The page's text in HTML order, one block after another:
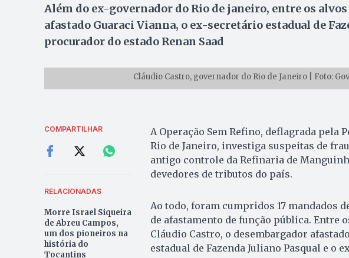
Além do ex-governador do Rio de janeiro, entre os
afastado Guaraci Vianna, o ex-secretário estadual de
procurador do estado Renan Saad
Cláudio Castro, governador do Rio de Janeiro | Foto:
COMPARTILHAR
RELACIONADAS
Morre Israel Siqueira
de Abreu Campos,
um dos pioneiros na
história do
Tocantins
A Operação Sem Refino, deflagrada pela
Rio de Janeiro, investiga suspeitas de
antigo controle da Refinaria de
devedores de tributos do país.
Ao todo, foram cumpridos 17 mandados
de afastamento de função pública. Entre
Cláudio Castro, o desembargador
estadual de Fazenda Juliano Pasqual e o